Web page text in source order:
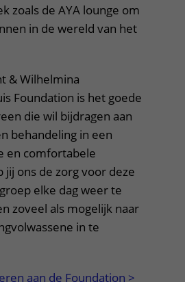
zoals de AYA lounge om
in de wereld van het
& Wilhelmina
Foundation is het goede
die wil bijdragen aan
behandeling in een
en comfortabele
jij ons de zorg voor deze
elke dag weer te
zoveel als mogelijk naar
in te
aan de Foundation >